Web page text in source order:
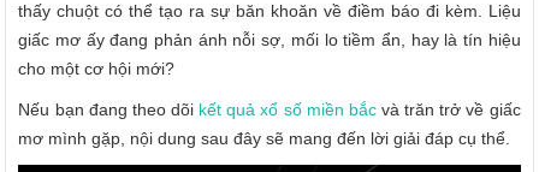
thấy chuột có thể tạo ra sự băn khoăn về điềm báo đi kèm. Liệu
giấc mơ ấy đang phản ánh nỗi sợ, mối lo tiềm ẩn, hay là tín hiệu
cho một cơ hội mới?
Nếu bạn đang theo dõi kết quả xổ số miền bắcvà trăn trở về giấc
mơ mình gặp, nội dung sau đây sẽ mang đến lời giải đáp cụ thể.